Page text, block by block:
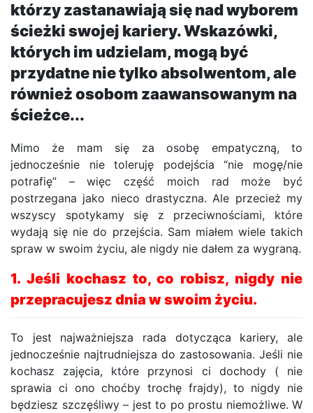
którzy zastanawiają się nad wyborem
ścieżki swojej kariery. Wskazówki,
których im udzielam, mogą być
przydatne nie tylko absolwentom, ale
również osobom zaawansowanym na
ścieżce...
Mimo że mam się za osobę empatyczną, to
jednocześnie nie toleruję podejścia “nie mogę/nie
potrafię” – więc część moich rad może być
postrzegana jako nieco drastyczna. Ale przecież my
wszyscy spotykamy się z przeciwnościami, które
wydają się nie do przejścia. Sam miałem wiele takich
spraw w swoim życiu, ale nigdy nie dałem za wygraną.
1. Jeśli kochasz to, co robisz, nigdy nie
przepracujesz dnia w swoim życiu.
To jest najważniejsza rada dotycząca kariery, ale
jednocześnie najtrudniejsza do zastosowania. Jeśli nie
kochasz zajęcia, które przynosi ci dochody ( nie
sprawia ci ono choćby trochę frajdy), to nigdy nie
będziesz szczęśliwy – jest to po prostu niemożliwe. W